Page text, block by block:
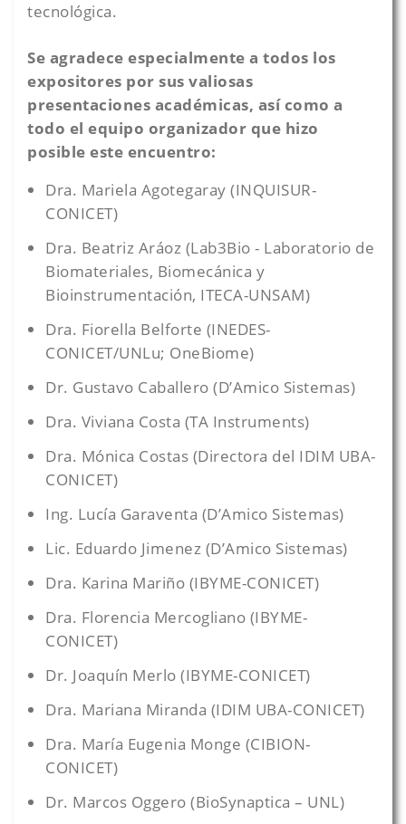
tecnológica.
Se agradece especialmente a todos los
expositores por sus valiosas
presentaciones académicas, así como a
todo el equipo organizador que hizo
posible este encuentro:
Dra. Mariela Agotegaray (INQUISUR-
CONICET)
Dra. Beatriz Aráoz (Lab3Bio - Laboratorio de
Biomateriales, Biomecánica y
Bioinstrumentación, ITECA-UNSAM)
Dra. Fiorella Belforte (INEDES-
CONICET/UNLu; OneBiome)
Dr. Gustavo Caballero (D’Amico Sistemas)
Dra. Viviana Costa (TA Instruments)
Dra. Mónica Costas (Directora del IDIM UBA-
CONICET)
Ing. Lucía Garaventa (D’Amico Sistemas)
Lic. Eduardo Jimenez (D’Amico Sistemas)
Dra. Karina Mariño (IBYME-CONICET)
Dra. Florencia Mercogliano (IBYME-
CONICET)
Dr. Joaquín Merlo (IBYME-CONICET)
Dra. Mariana Miranda (IDIM UBA-CONICET)
Dra. María Eugenia Monge (CIBION-
CONICET)
Dr. Marcos Oggero (BioSynaptica – UNL)